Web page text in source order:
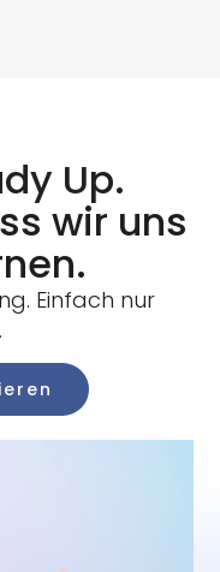
Up.
wir uns
Einfach nur